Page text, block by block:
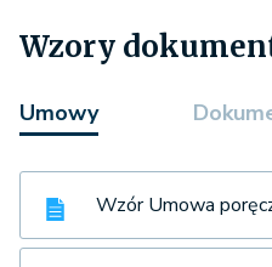
Wzory
Umowy
Wzór Umowa